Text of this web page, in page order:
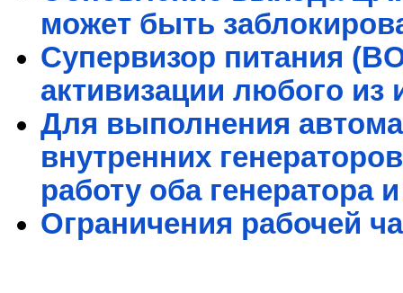
может быть
Супервизор питания
активизации любого из
Для выполнения
внутренних
работу оба
Ограничения рабочей